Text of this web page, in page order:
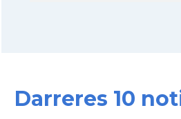
Darreres 10